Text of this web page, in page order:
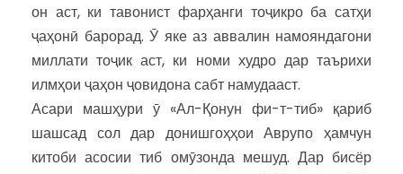
он аст, ки тавонист фарҳанги тоҷикро ба сатҳи
ҷаҳонӣ барорад. Ӯ яке аз аввалин намояндагони
миллати тоҷик аст, ки номи худро дар таърихи
илмҳои ҷаҳон ҷовидона сабт намудааст.
Асари машҳури ӯ «Ал-Қонун фи-т-тиб» қариб
шашсад сол дар донишгоҳҳои Аврупо ҳамчун
китоби асосии тиб омӯзонда мешуд. Дар бисёр